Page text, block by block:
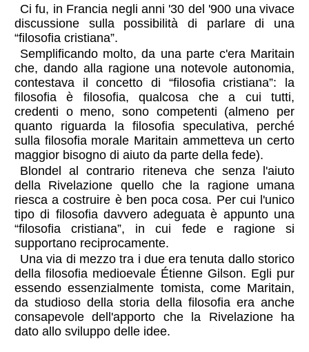
Ci fu, in Francia negli anni '30 del '900 una vivace
discussione sulla possibilità di parlare di una
“filosofia cristiana”.
Semplificando molto, da una parte c'era Maritain
che, dando alla ragione una notevole autonomia,
contestava il concetto di “filosofia cristiana”: la
filosofia è filosofia, qualcosa che a cui tutti,
credenti o meno, sono competenti (almeno per
quanto riguarda la filosofia speculativa, perché
sulla filosofia morale Maritain ammetteva un certo
maggior bisogno di aiuto da parte della fede).
Blondel al contrario riteneva che senza l'aiuto
della Rivelazione quello che la ragione umana
riesca a costruire è ben poca cosa. Per cui l'unico
tipo di filosofia davvero adeguata è appunto una
“filosofia cristiana”, in cui fede e ragione si
supportano reciprocamente.
Una via di mezzo tra i due era tenuta dallo storico
della filosofia medioevale Étienne Gilson. Egli pur
essendo essenzialmente tomista, come Maritain,
da studioso della storia della filosofia era anche
consapevole dell'apporto che la Rivelazione ha
dato allo sviluppo delle idee.